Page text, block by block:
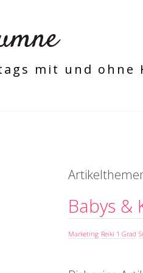
mit und ohne
Babys &
Marketing Reiki 1 Grad